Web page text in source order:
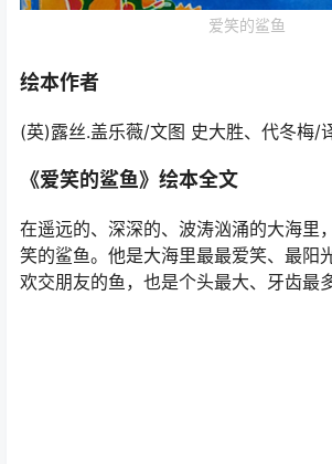
爱笑的鲨鱼
绘本作者
(英)露丝.盖乐薇/文图 史大胜、代冬梅/
《爱笑的鲨鱼》绘本全文
在遥远的、深深的、波涛汹涌的大海里
笑的鲨鱼。他是大海里最最爱笑、最阳
欢交朋友的鱼，也是个头最大、牙齿最